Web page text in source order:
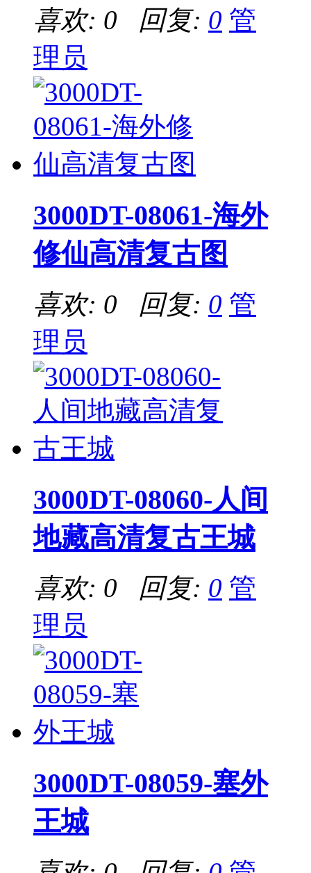
喜欢: 0 回复: 0 管
理员
3000DT-08061-海外
修仙高清复古图
喜欢: 0 回复: 0 管
理员
3000DT-08060-人间
地藏高清复古王城
喜欢: 0 回复: 0 管
理员
3000DT-08059-塞外
王城